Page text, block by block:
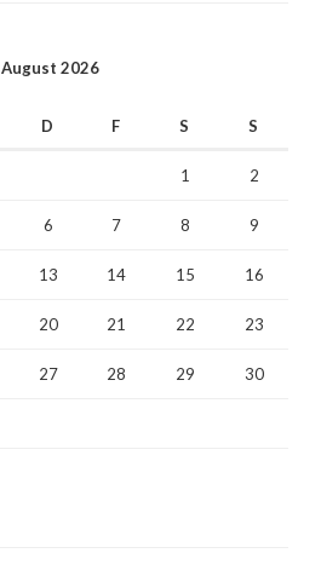
August 2026
D F S S
1 2
6 7 8 9
13 14 15 16
20 21 22 23
27 28 29 30